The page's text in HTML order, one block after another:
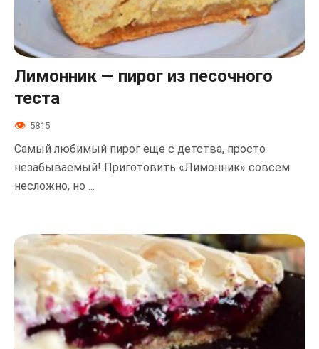
Лимонник — пирог из песочного
теста
5815
Самый любимый пирог еще с детства, просто
незабываемый! Приготовить «Лимонник» совсем
несложно, но ...